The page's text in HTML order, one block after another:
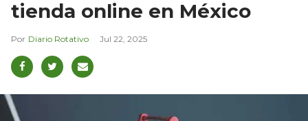
tienda online en México
Diario Rotativo Jul 22, 2025